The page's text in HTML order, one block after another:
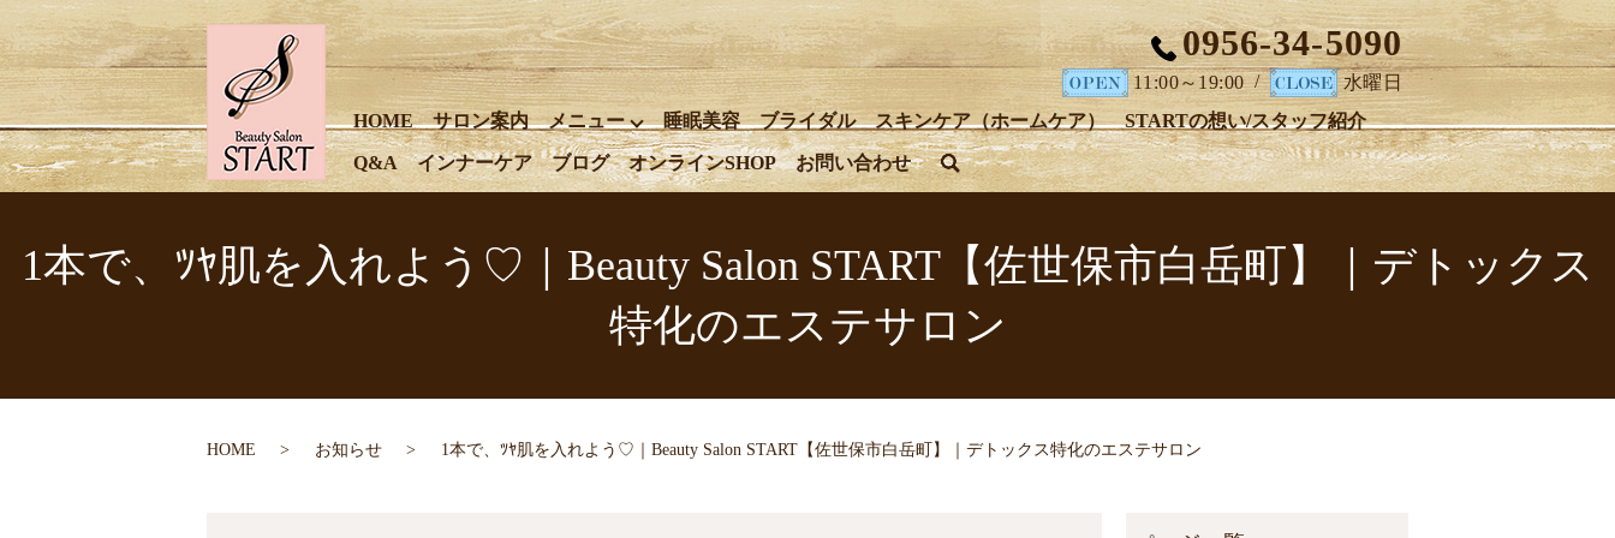
HOME サロン案内 メニュー 睡眠美容 ブライダル スキンケア（ホームケア） STARTの想い/スタッフ紹介
Q&A インナーケア ブログ オンラインSHOP お問い合わせ search
0956-34-5090
11:00～19:00/ 水曜日
1本で、ﾂﾔ肌を入れよう♡｜Beauty Salon START【佐世保市白岳町】｜デトックス
特化のエステサロン
HOME お知らせ 1本で、ﾂﾔ肌を入れよう♡｜Beauty Salon START【佐世保市白岳町】｜デトックス特化のエステサロン